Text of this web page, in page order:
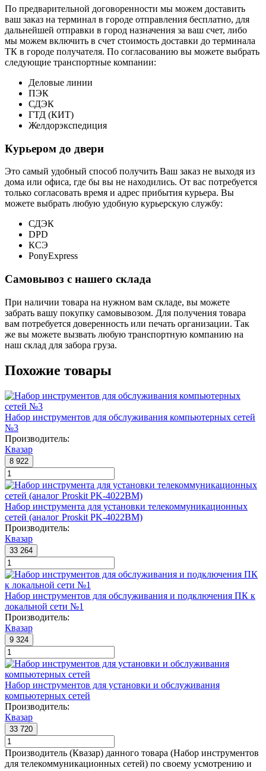
По предварительной договоренности мы можем доставить
ваш заказ на терминал в городе отправления бесплатно, для
дальнейшей отправки в город назначения за ваш счет, либо
мы можем включить в счет стоимость доставки до терминала
ТК в городе получателя. По согласованию вы можете выбрать
следующие транспортные компании:
Деловые линии
ПЭК
СДЭК
ГТД (КИТ)
Желдорэкспедиция
Курьером до двери
Это самый удобный способ получить Ваш заказ не выходя из
дома или офиса, где бы вы не находились. От вас потребуется
только согласовать время и адрес прибытия курьера. Вы
можете выбрать любую удобную курьерскую службу:
СДЭК
DPD
КСЭ
PonyExpress
Самовывоз с нашего склада
При наличии товара на нужном вам складе, вы можете
забрать вашу покупку самовывозом. Для получения товара
вам потребуется доверенность или печать организации. Так
же вы можете вызвать любую транспортную компанию на
наш склад для забора груза.
Похожие товары
Набор инструментов для обслуживания компьютерных сетей
№3
Производитель:
Квазар
8 922
Набор инструмента для установки телекоммуникационных
сетей (аналог Proskit PK-4022BM)
Производитель:
Квазар
33 264
Набор инструментов для обслуживания и подключения ПК к
локальной сети №1
Производитель:
Квазар
9 324
Набор инструментов для установки и обслуживания
компьютерных сетей
Производитель:
Квазар
33 720
Производитель (Квазар) данного товара (Набор инструментов
для телекоммуникационных сетей) по своему усмотрению и